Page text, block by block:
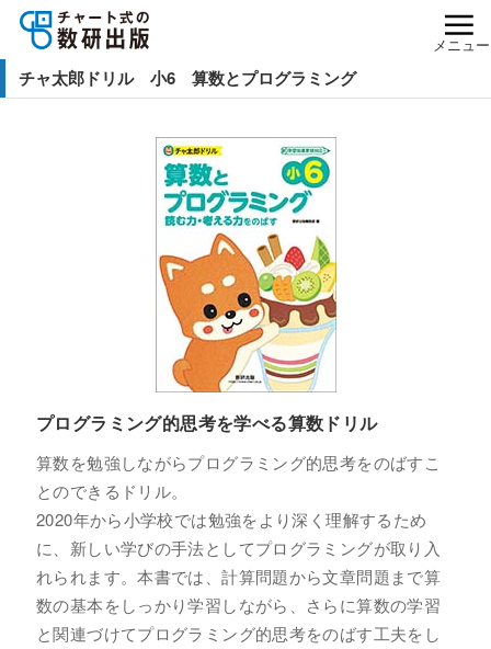
メニュー
チャ太郎ドリル 小6 算数とプログラミング
プログラミング的思考を学べる算数ドリル
算数を勉強しながらプログラミング的思考をのばすこ
とのできるドリル。
2020年から小学校では勉強をより深く理解するため
に、新しい学びの手法としてプログラミングが取り入
れられます。本書では、計算問題から文章問題まで算
数の基本をしっかり学習しながら、さらに算数の学習
と関連づけてプログラミング的思考をのばす工夫をし